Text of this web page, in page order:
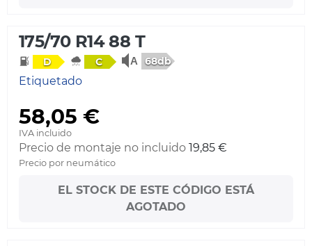
175/70 R14 88 T
D C 68db
Etiquetado
58,05 €
IVA incluido
Precio de montaje no incluido 19,85 €
Precio por neumático
EL STOCK DE ESTE CÓDIGO ESTÁ
AGOTADO